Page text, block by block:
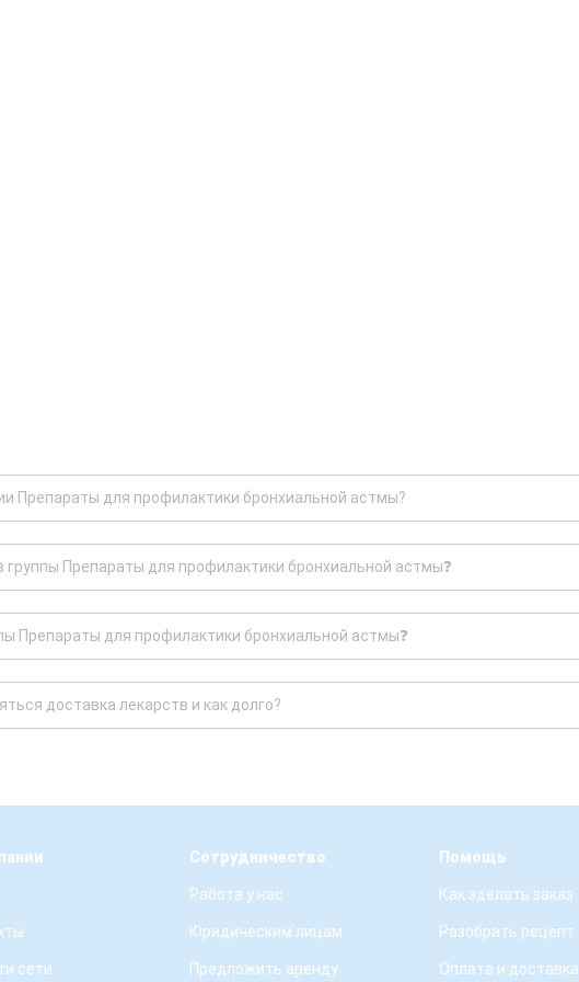
Препараты для профилактики бронхиальной астмы?
Препараты для профилактики бронхиальной астмы❓
Препараты для профилактики бронхиальной астмы❓
доставка лекарств и как долго?
сети
Сотрудничество
Работа у нас
Юридическим лицам
Предложить аренду
Помощь
Как зделать заказ
Разобрать рецепт
Оплата и доставка